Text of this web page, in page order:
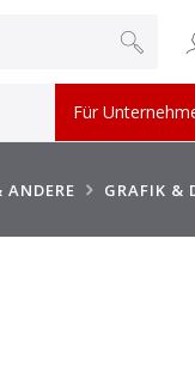
Für
GRAFIK &